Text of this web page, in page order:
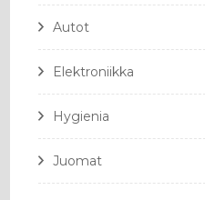
Autot
Elektroniikka
Hygienia
Juomat